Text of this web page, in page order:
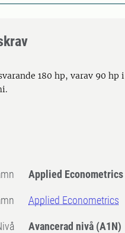
180 hp, varav 90 hp i
Applied Econometrics
Applied Econometrics
Nivå Avancerad nivå (A1N)